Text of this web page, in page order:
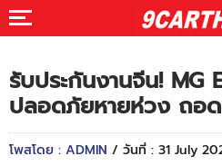
รับประกันงานจีน! MG
ปลอดภัยหายห่วง ถอด
โพสโดย : ADMIN / วันที่ : 31 July